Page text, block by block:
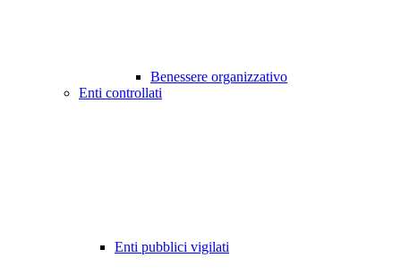
Benessere organizzativo
Enti controllati
Enti pubblici vigilati